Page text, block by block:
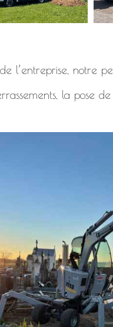
notre
la pose